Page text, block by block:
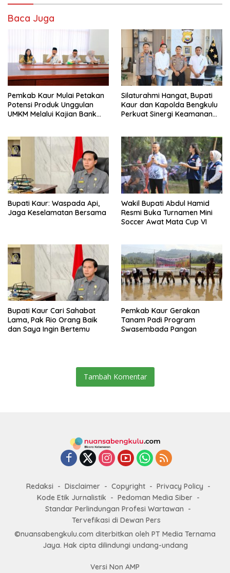
Baca Juga
Pemkab Kaur Mulai Petakan
Potensi Produk Unggulan
UMKM Melalui Kajian Bank
Silaturahmi Hangat, Bupati
Kaur dan Kapolda Bengkulu
Perkuat Sinergi Keamanan
Bupati Kaur: Waspada Api,
Jaga Keselamatan Bersama
Wakil Bupati Abdul Hamid
Resmi Buka Turnamen Mini
Soccer Awat Mata Cup VI
Bupati Kaur Cari Sahabat
Lama, Pak Rio Orang Baik
dan Saya Ingin Bertemu
Pemkab Kaur Gerakan
Tanam Padi Program
Swasembada Pangan
Tambah Komentar
Redaksi Disclaimer Copyright
Privacy Policy
Kode Etik Jurnalistik
Pedoman Media Siber
Standar Perlindungan Profesi Wartawan
Tervefikasi di Dewan Pers
©nuansabengkulu.com diterbitkan oleh PT Media Ternama
Jaya. Hak cipta dilindungi undang-undang
Versi Non AMP